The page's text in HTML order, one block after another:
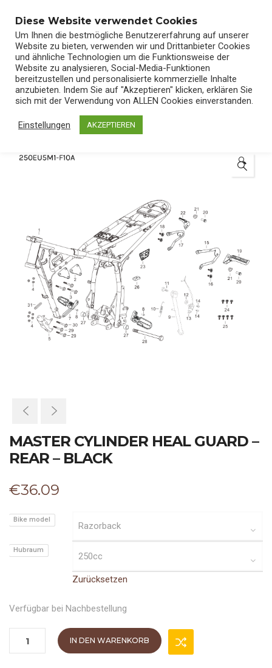
Start/Shop/Ersatzteile
🔍
MASTER CYLINDER HEAL GUARD –
REAR – BLACK
€36.09
Bike model
Hubraum
Zurücksetzen
Verfügbar bei Nachbestellung
IN DEN WARENKORB
Diese Website verwendet Cookies
Um Ihnen die bestmögliche Benutzererfahrung auf unserer
Website zu bieten, verwenden wir und Drittanbieter Cookies
und ähnliche Technologien um die Funktionsweise der
Website zu analysieren, Social-Media-Funktionen
bereitzustellen und personalisierte kommerzielle Inhalte
anzubieten. Indem Sie auf "Akzeptieren" klicken, erklären Sie
sich mit der Verwendung von ALLEN Cookies einverstanden.
Einstellungen AKZEPTIEREN